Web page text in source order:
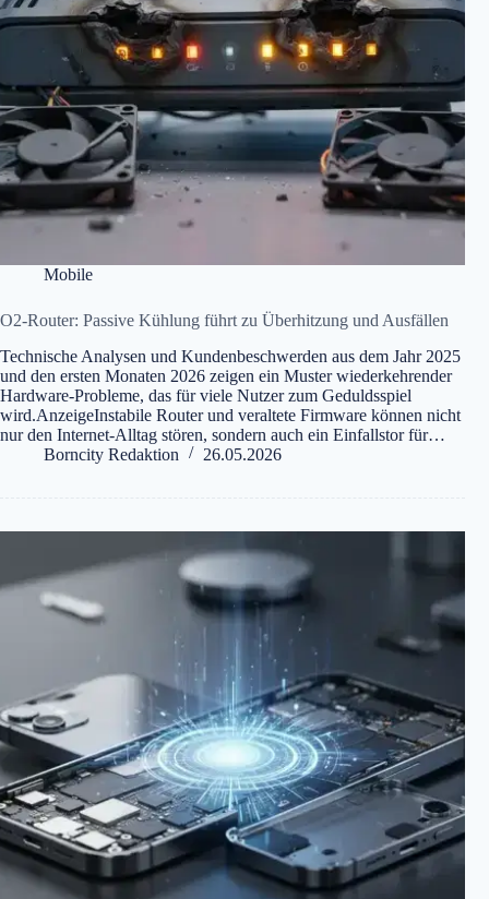
Mobile
O2-Router: Passive Kühlung führt zu Überhitzung und Ausfällen
Technische Analysen und Kundenbeschwerden aus dem Jahr 2025
und den ersten Monaten 2026 zeigen ein Muster wiederkehrender
Hardware-Probleme, das für viele Nutzer zum Geduldsspiel
wird.AnzeigeInstabile Router und veraltete Firmware können nicht
nur den Internet-Alltag stören, sondern auch ein Einfallstor für…
Borncity Redaktion
26.05.2026